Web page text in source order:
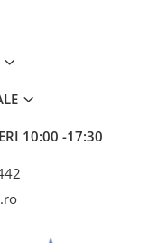
10:00 -17:30